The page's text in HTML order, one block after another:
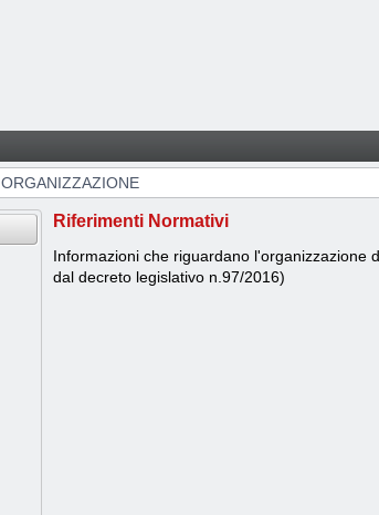
ORGANIZZAZIONE
Riferimenti Normativi
Informazioni che riguardano l'organizzazione
dal decreto legislativo n.97/2016)